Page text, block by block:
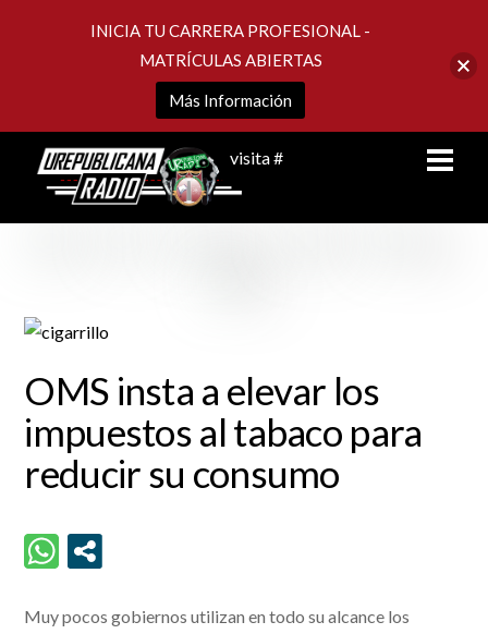
visita #
OMS insta a elevar los
impuestos al tabaco para
reducir su consumo
Muy pocos gobiernos utilizan en todo su alcance los
INICIA TU CARRERA PROFESIONAL -
MATRÍCULAS ABIERTAS
Más Información